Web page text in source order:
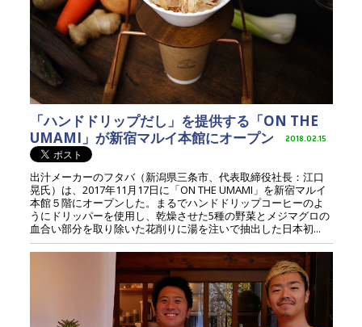
「ハンドドリップだし」を提供する「ON THE
UMAMI」が新宿マルイ本館にオープン
2018.02.15
出汁メーカーのフタバ（新潟県三条市、代表取締役社長：江口
晃氏）は、2017年11月17日に「ON THE UMAMI」を新宿マルイ
本館５階にオープンした。まるでハンドドリップコーヒーのよ
うにドリッパーを使用し、乾燥させた5種の野菜とメジマグロの
血合い部分を取り除いた花削りに湯を注いで抽出した日本初...